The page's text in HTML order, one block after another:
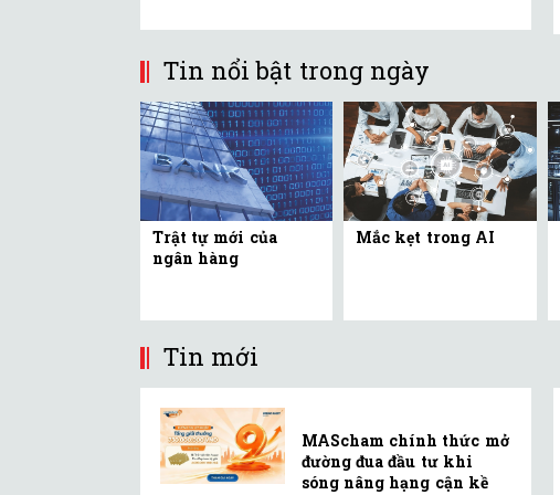
Tin nổi bật trong ngày
Trật tự mới của
ngân hàng
Mắc kẹt trong AI
Tin mới
MAScham chính thức mở
đường đua đầu tư khi
sóng nâng hạng cận kề